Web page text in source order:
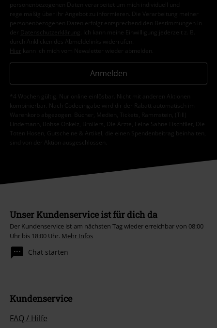
personenbezogenen Daten verarbeitet um mich individuell und
regelmäßig über ihr Angebot zu informieren. Die Verarbeitung meiner
personenbezogenen Daten erfolgt entsprechend den Bestimmungen in
der
Datenschutzerklärung
. Ich kann meine Einwilligung jederzeit z. B.
durch Anklicken des Abmeldelinks widerrufen.
Hier kann ich mich vom Newsletter wieder abmelden.
Anmelden
*4 Wochen gültig. Nur online einlösbar. Nicht mit anderen Aktionen
kombinierbar. Nach Codeeingabe wird dir der Rabatt automatisch im
Warenkorb abgezogen. Bücher, Medien, Tickets, Rammstein, (Till)
Lindemann, Böhse Onkelz, Broilers, Die Ärzte, Feine Sahne Fischfilet, Die
Toten Hosen, Gutscheine & Artikel, die einen Spendenbeitrag beinhalten,
sind von der Aktion ausgeschlossen.
Unser Kundenservice ist für dich da
Der Kundenservice ist am nächsten Tag wieder erreichbar von 08:00
Uhr bis 18:00 Uhr. Mehr Infos
Chat starten
Kundenservice
FAQ / Hilfe